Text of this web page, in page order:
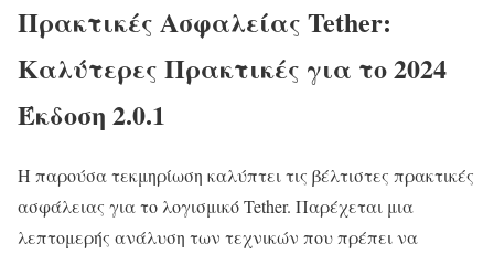
Πρακτικές Ασφαλείας Tether:
Καλύτερες Πρακτικές για το 2024
Έκδοση 2.0.1
Η παρούσα τεκμηρίωση καλύπτει τις βέλτιστες πρακτικές
ασφάλειας για το λογισμικό Tether. Παρέχεται μια
λεπτομερής ανάλυση των τεχνικών που πρέπει να